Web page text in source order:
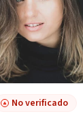
No verificado